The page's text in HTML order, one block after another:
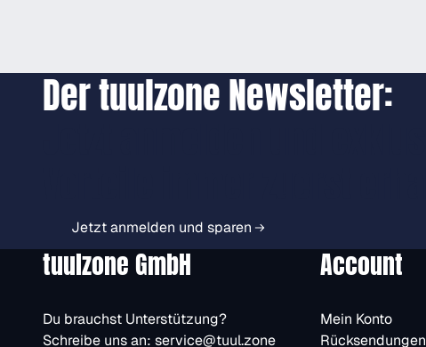
Der tuulzone Newsletter:
Jetzt anmelden und sparen
tuulzone GmbH
Du brauchst Unterstützung?
Schreibe uns an: service@tuul.zone
Account
Mein Konto
Rücksendungen